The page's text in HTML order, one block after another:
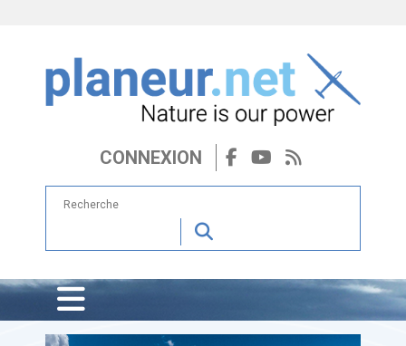
CONNEXION